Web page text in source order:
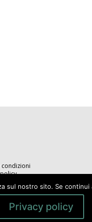
condizioni
sul nostro sito. Se
Privacy policy